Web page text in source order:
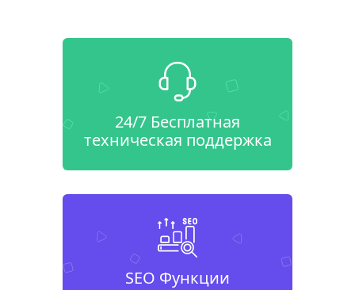
24/7 Бесплатная
техническая поддержка
SEO Функции